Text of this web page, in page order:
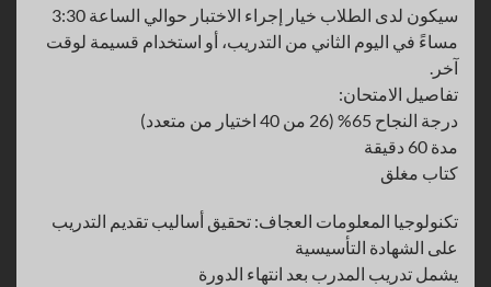
سيكون لدى الطلاب خيار إجراء الاختبار حوالي الساعة 3:30
مساءً في اليوم الثاني من التدريب، أو استخدام قسيمة لوقت
آخر.
تفاصيل الامتحان:
درجة النجاح 65% (26 من 40 اختيار من متعدد)
مدة 60 دقيقة
كتاب مغلق
تكنولوجيا المعلومات العجاف: تحقيق أساليب تقديم التدريب
على الشهادة التأسيسية
يشمل تدريب المدرب بعد انتهاء الدورة